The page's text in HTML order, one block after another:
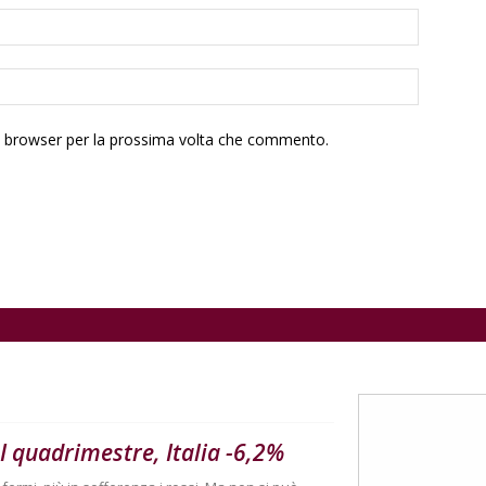
per la prossima volta che commento.
quadrimestre, Italia -6,2%